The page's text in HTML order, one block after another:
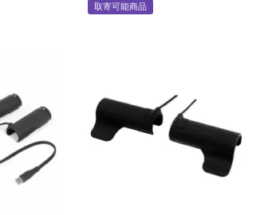
取寄可能商品